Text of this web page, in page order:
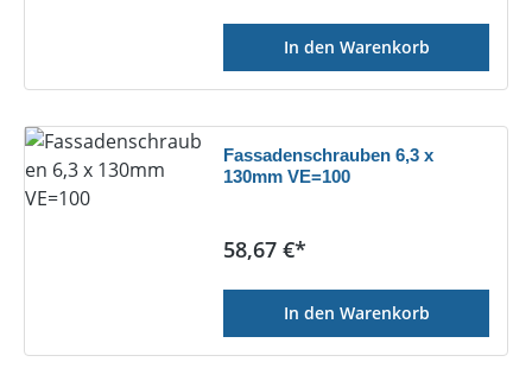
In den Warenkorb
Fassadenschrauben 6,3 x
130mm VE=100
Regulärer Preis:
58,67 €*
In den Warenkorb